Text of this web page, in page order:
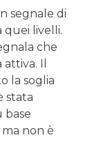
segnale di
livelli.
che
Il
la soglia
stata
base
non è